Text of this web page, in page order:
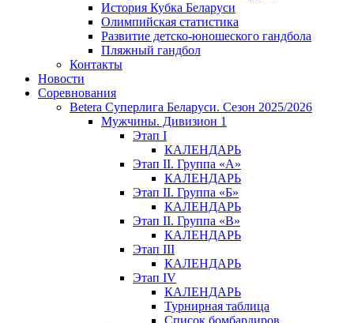
История Кубка Беларуси
Олимпийская статистика
Развитие детско-юношеского гандбола
Пляжный гандбол
Контакты
Новости
Соревнования
Betera Суперлига Беларуси. Сезон 2025/2026
Мужчины. Дивизион 1
Этап I
КАЛЕНДАРЬ
Этап II. Группа «А»
КАЛЕНДАРЬ
Этап II. Группа «Б»
КАЛЕНДАРЬ
Этап II. Группа «В»
КАЛЕНДАРЬ
Этап III
КАЛЕНДАРЬ
Этап IV
КАЛЕНДАРЬ
Турнирная таблица
Список бомбардиров